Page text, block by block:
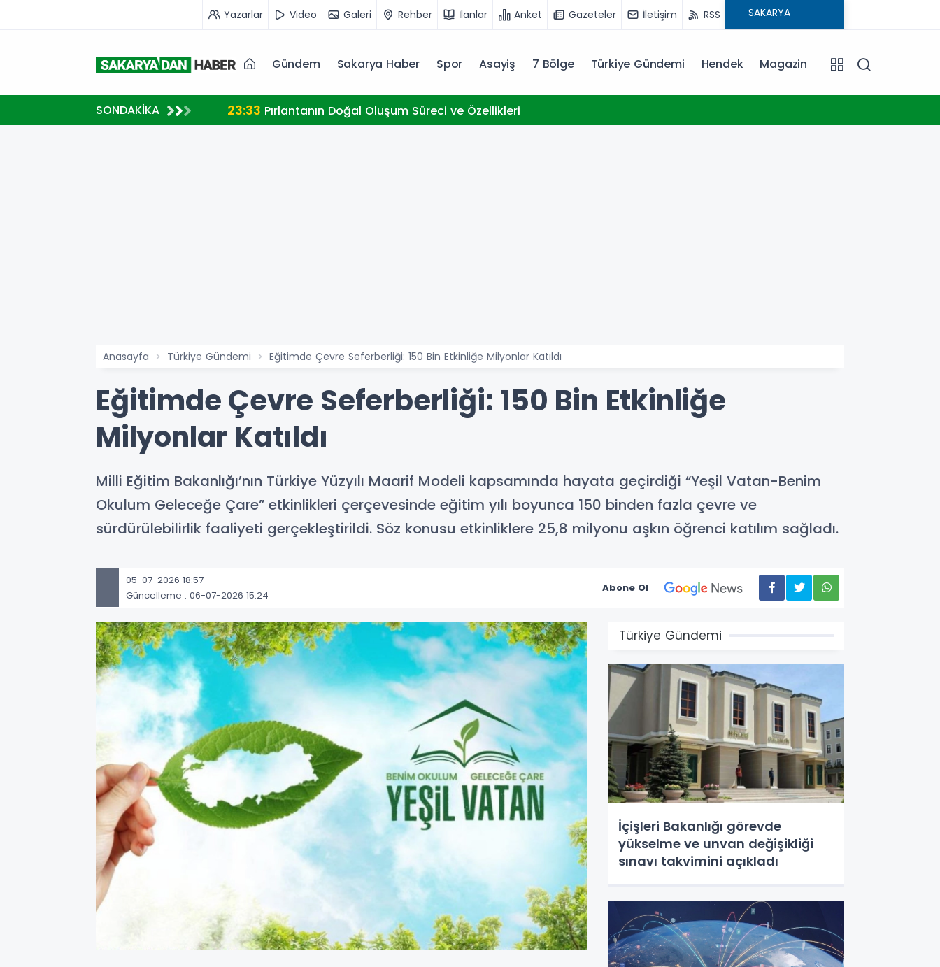
Yazarlar Video Galeri Rehber İlanlar Anket Gazeteler İletişim RSS
Gündem Sakarya Haber Spor Asayiş 7 Bölge Türkiye Gündemi Hendek Magazin
SONDAKİKA
MİLLİ TAKIM FORMASI GİYECEK 23:33 Pırlantanın Doğal Oluşum Süreci ve Özellikleri
Anasayfa Türkiye Gündemi Eğitimde Çevre Seferberliği: 150 Bin Etkinliğe Milyonlar Katıldı
Eğitimde Çevre Seferberliği: 150 Bin Etkinliğe
Milyonlar Katıldı
Milli Eğitim Bakanlığı’nın Türkiye Yüzyılı Maarif Modeli kapsamında hayata geçirdiği “Yeşil Vatan-Benim
Okulum Geleceğe Çare” etkinlikleri çerçevesinde eğitim yılı boyunca 150 binden fazla çevre ve
sürdürülebilirlik faaliyeti gerçekleştirildi. Söz konusu etkinliklere 25,8 milyonu aşkın öğrenci katılım sağladı.
05-07-2026 18:57
Güncelleme : 06-07-2026 15:24
Abone Ol
Türkiye Gündemi
İçişleri Bakanlığı görevde
yükselme ve unvan değişikliği
sınavı takvimini açıkladı